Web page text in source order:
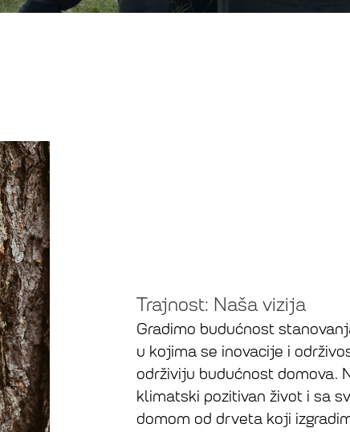
Trajnost: Naša vizija
Gradimo budućnost
u kojima se inovacije i
održiviju budućnost domova.
klimatski pozitivan život i sa
domom od drveta koji